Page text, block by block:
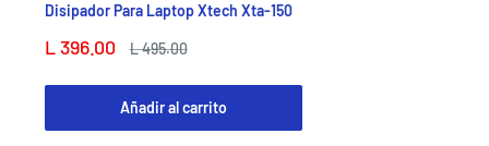
Disipador Para Laptop Xtech Xta-150
Precio
venta
L 396.00
Precio
L 495.00
Añadir al carrito